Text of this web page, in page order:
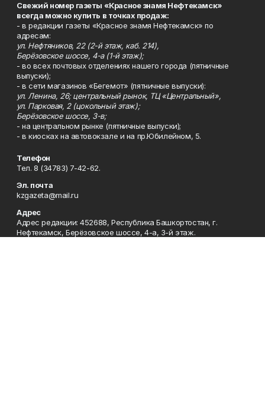
Свежий номер газеты «Красное знамя Нефтекамск»
всегда можно купить в точках продаж:
- в редакции газеты «Красное знамя Нефтекамск» по
адресам:
ул. Нефтяников, 22 (2-й этаж, каб. 214),
Берёзовское шоссе, 4-а (1-й этаж);
- во всех почтовых отделениях нашего города (пятничные
выпуски);
- в сети магазинов «Бегемот» (пятничные выпуски):
ул. Ленина, 26; центральный рынок, ТЦ «Центральный»,
ул. Парковая, 2 (цокольный этаж);
Берёзовское шоссе, 3-в;
- на центральном рынке (пятничные выпуски);
- в киосках на автовокзале и на пр.Юбилейном, 5.
Телефон
Тел. 8 (34783) 7-42-62.
Эл. почта
kzgazeta@mail.ru
Адрес
Адрес редакции: 452688, Республика Башкортостан, г.
Нефтекамск, Берёзовское шоссе, 4-а, 3-й этаж.